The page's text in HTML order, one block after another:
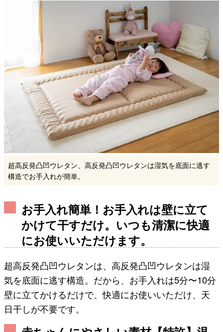
超高反発凸凹ウレタン、高反発凸凹ウレタンは湿気を底面に逃す
構造でお手入れが簡単。
お手入れ簡単！お手入れは壁に立て
かけて干すだけ。いつも清潔に快適
にお使いいただけます。
超高反発凸凹ウレタンは、高反発凸凹ウレタンは湿
気を底面に逃す構造。だから、お手入れは5分〜10分
壁に立てかけるだけで、快適にお使いいただけ、天
日干しが不要です。